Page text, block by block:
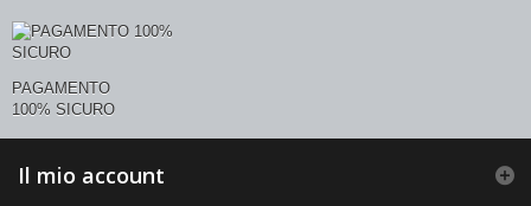
PAGAMENTO
100% SICURO
Il mio account